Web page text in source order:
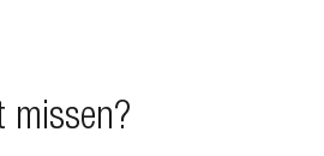
missen?